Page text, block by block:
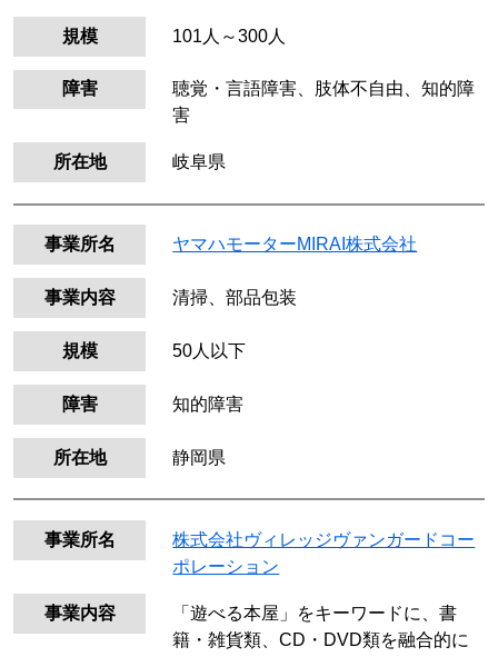
規模 101人～300人
障害
聴覚・言語障害、肢体不自由、知的障
害
所在地 岐阜県
事業所名 ヤマハモーターMIRAI株式会社
事業内容 清掃、部品包装
規模 50人以下
障害 知的障害
所在地 静岡県
事業所名
株式会社ヴィレッジヴァンガードコー
ポレーション
事業内容
「遊べる本屋」をキーワードに、書
籍・雑貨類、CD・DVD類を融合的に